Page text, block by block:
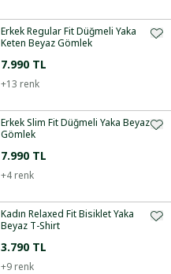
Erkek Regular Fit Düğmeli Yaka
Keten Beyaz Gömlek
7.990 TL
+13 renk
Erkek Slim Fit Düğmeli Yaka Beyaz
Gömlek
7.990 TL
+4 renk
Kadın Relaxed Fit Bisiklet Yaka
Beyaz T-Shirt
3.790 TL
+9 renk